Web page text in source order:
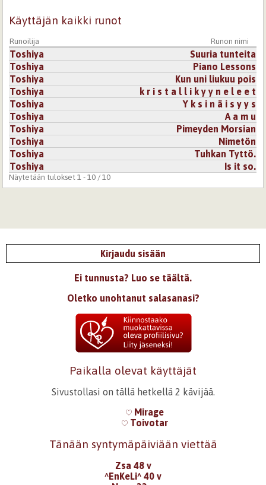
kyyneliä" iski jonnekkin syvälle. Hyvä ja
mielenkiintoisesti tehty.
Kirjaudutairekisteröidykommentoidaksesi
9.5.2005 0:00Sudenkorento
hehee, kiitos :)
miten oot saanu tolleen kivasti erillaista tekstii?
Kirjaudutairekisteröidykommentoidaksesi
Käyttäjän kaikki runot
Runoilija Runon nimi
Toshiya
Suuria tunteita
Toshiya
Piano Lessons
Toshiya
Kun uni liukuu pois
Toshiya
k r i s t a l l i k y y n e l e e t
Toshiya
Y k s i n ä i s y y s
Toshiya
A a m u
Toshiya
Pimeyden Morsian
Toshiya
Nimetön
Toshiya
Tuhkan Tyttö.
Toshiya
Is it so.
Näytetään tulokset 1 - 10 / 10
Kirjaudu sisään
Ei tunnusta? Luo se täältä.
Oletko unohtanut salasanasi?
Paikalla olevat käyttäjät
Sivustollasi on tällä hetkellä 2 kävijää.
Mirage
Toivotar
Tänään syntymäpäiviään viettää
Zsa 48 v
^EnKeLi^ 40 v